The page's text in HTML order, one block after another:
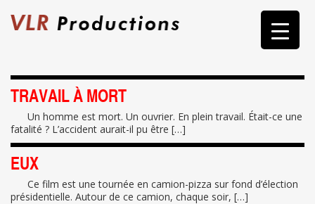
content
TRAVAIL À MORT
Un homme est mort. Un ouvrier. En plein travail. Était-ce une
fatalité ? L’accident aurait-il pu être […]
EUX
Ce film est une tournée en camion-pizza sur fond d’élection
présidentielle. Autour de ce camion, chaque soir, […]